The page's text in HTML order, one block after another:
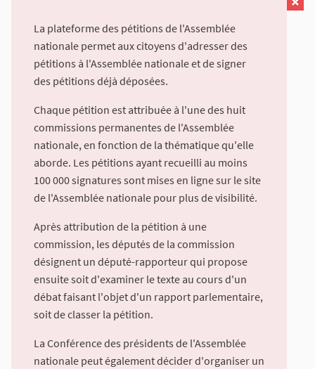
La plateforme des pétitions de l'Assemblée
nationale permet aux citoyens d'adresser des
pétitions à l'Assemblée nationale et de signer
des pétitions déjà déposées.
Chaque pétition est attribuée à l'une des huit
commissions permanentes de l'Assemblée
nationale, en fonction de la thématique qu'elle
aborde. Les pétitions ayant recueilli au moins
100 000 signatures sont mises en ligne sur le site
de l'Assemblée nationale pour plus de visibilité.
Après attribution de la pétition à une
commission, les députés de la commission
désignent un député-rapporteur qui propose
ensuite soit d'examiner le texte au cours d'un
débat faisant l'objet d'un rapport parlementaire,
soit de classer la pétition.
La Conférence des présidents de l'Assemblée
nationale peut également décider d'organiser un